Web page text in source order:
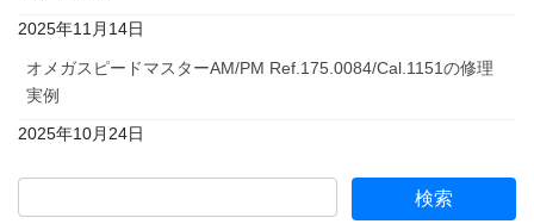
2025年11月14日
オメガスピードマスターAM/PM Ref.175.0084/Cal.1151の修理
実例
2025年10月24日